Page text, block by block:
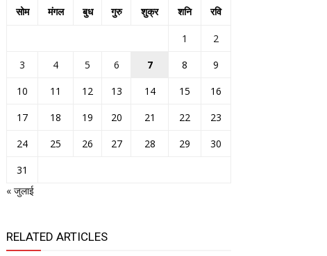
सोम मंगल बुध गुरु शुक्र शनि रवि
1
2
3
4 5 6 7 8
9
10
11 12 13 14 15
16
17
18 19 20 21 22
23
24
25 26 27 28 29
30
31
« जुलाई
RELATED ARTICLES